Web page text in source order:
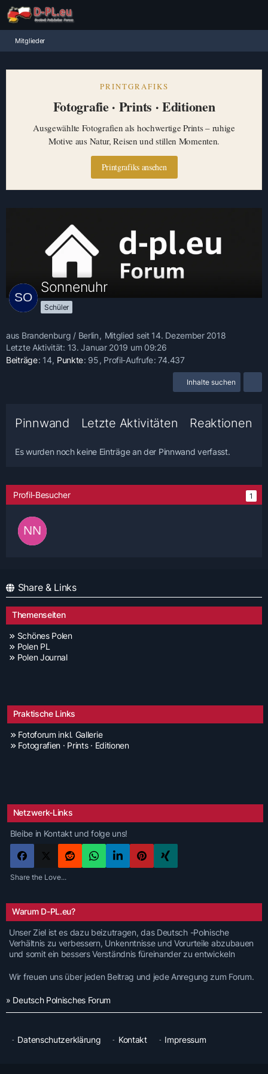
Mitglieder
PRINTGRAFIKS
Fotografie · Prints · Editionen
Ausgewählte Fotografien als hochwertige Prints – ruhige
Motive aus Natur, Reisen und stillen Momenten.
Printgrafiks ansehen
Sonnenuhr
Schüler
aus Brandenburg / Berlin
Mitglied seit 14. Dezember 2018
Letzte Aktivität: 13. Januar 2019 um 09:26
Beiträge 14 Punkte 95 Profil-Aufrufe 74.437
Inhalte suchen
Pinnwand Letzte Aktivitäten Reaktionen
Es wurden noch keine Einträge an der Pinnwand verfasst.
Profil-Besucher 1
Share & Links
Themenseiten
Schönes Polen
Polen PL
Polen Journal
Praktische Links
Fotoforum inkl. Gallerie
Fotografien · Prints · Editionen
Netzwerk-Links
Bleibe in Kontakt und folge uns!
Share the Love...
Warum D-PL.eu?
Unser Ziel ist es dazu beizutragen, das Deutsch -Polnische
Verhältnis zu verbessern, Unkenntnisse und Vorurteile abzubauen
und somit ein bessers Verständnis füreinander zu entwickeln
Wir freuen uns über jeden Beitrag und jede Anregung zum Forum.
» Deutsch Polnisches Forum
Datenschutzerklärung Kontakt Impressum